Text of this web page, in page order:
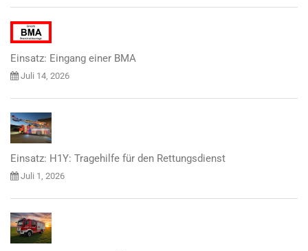
Einsatz: Eingang einer BMA
Juli 14, 2026
Einsatz: H1Y: Tragehilfe für den Rettungsdienst
Juli 1, 2026